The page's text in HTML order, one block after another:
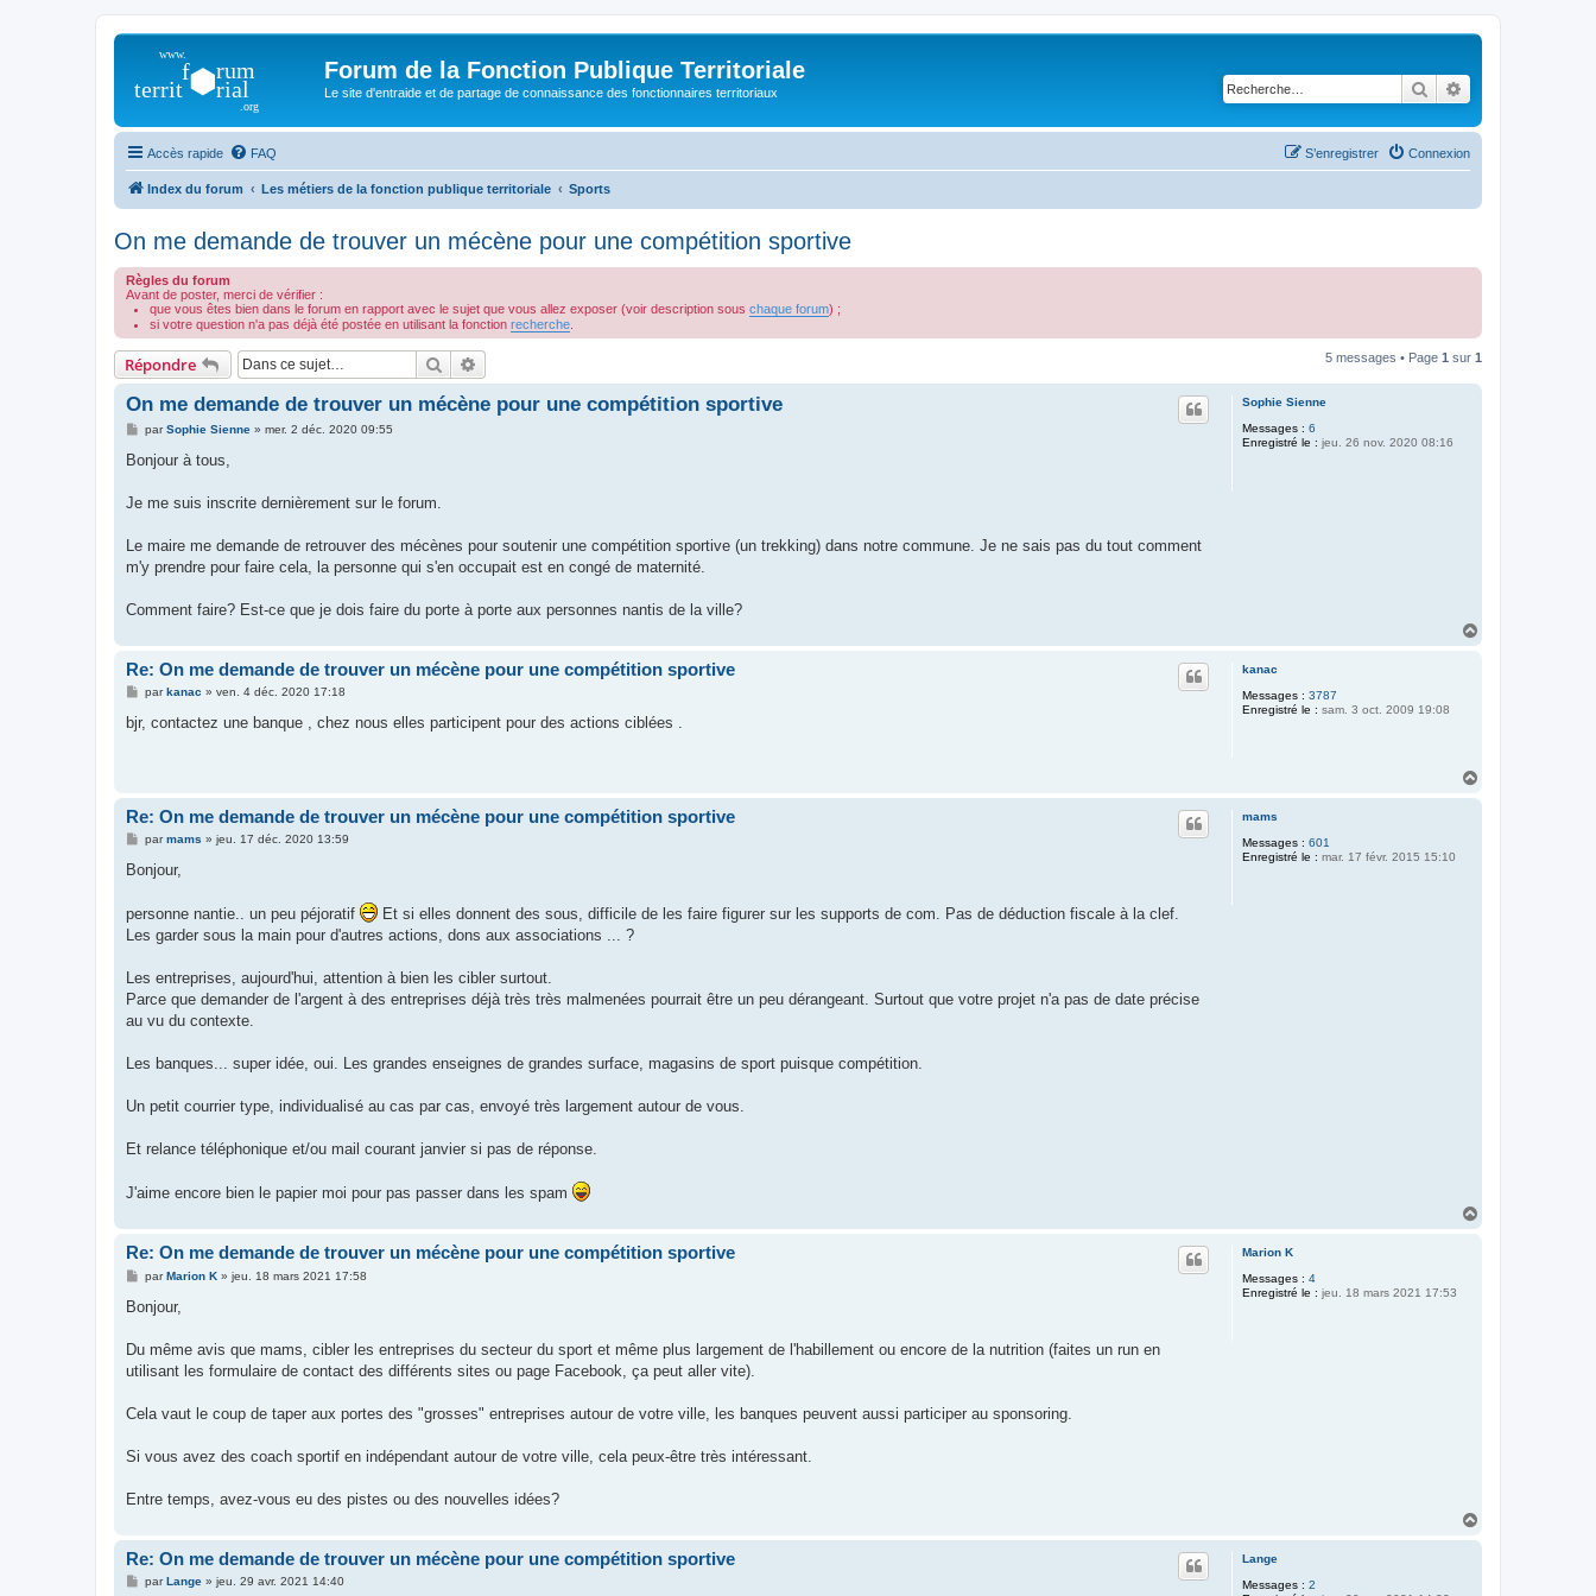
Forum de la Fonction Publique Territoriale
Le site d'entraide et de partage de connaissance des fonctionnaires territoriaux Rechercher
Accès rapide FAQ Connexion
S’enregistrer
Index du forum Les métiers de la fonction publique territoriale Sports
On me demande de trouver un mécène pour une compétition sportive
Règles du forum
Avant de poster, merci de vérifier :
que vous êtes bien dans le forum en rapport avec le sujet que vous allez exposer (voir description sous chaque forum) ;
si votre question n'a pas déjà été postée en utilisant la fonction recherche
Répondre Rechercher 5 messages • Page 1 sur 1
Sophie Sienne
Messages : 6
Enregistré le : jeu. 26 nov. 2020 08:16
On me demande de trouver un mécène pour une compétition sportive
M
s
g
parSophie Sienne» mer. 2 déc. 2020 09:55
Bonjour à tous,
Je me suis inscrite dernièrement sur le forum.
Le maire me demande de retrouver des mécènes pour soutenir une compétition sportive (un trekking) dans notre commune. Je ne sais pas du tout comment
m'y prendre pour faire cela, la personne qui s'en occupait est en congé de maternité.
Comment faire? Est-ce que je dois faire du porte à porte aux personnes nantis de la ville?
kanac
Messages : 3787
Enregistré le : sam. 3 oct. 2009 19:08
Re: On me demande de trouver un mécène pour une compétition sportive
M
s
s
parkanac » ven. 4 déc. 2020 17:18
bjr, contactez une banque , chez nous elles participent pour des actions ciblées .
mams
Messages : 601
Enregistré le : mar. 17 févr. 2015 15:10
Re: On me demande de trouver un mécène pour une compétition sportive
M
s
g
e
parmams » jeu. 17 déc. 2020 13:59
Bonjour,
personne nantie.. un peu péjoratif
Et si elles donnent des sous, difficile de les faire figurer sur les supports de com. Pas de déduction fiscale à la clef.
Les garder sous la main pour d'autres actions, dons aux associations ... ?
Les entreprises, aujourd'hui, attention à bien les cibler surtout.
Parce que demander de l'argent à des entreprises déjà très très malmenées pourrait être un peu dérangeant. Surtout que votre projet n'a pas de date précise
au vu du contexte.
Les banques... super idée, oui. Les grandes enseignes de grandes surface, magasins de sport puisque compétition.
Un petit courrier type, individualisé au cas par cas, envoyé très largement autour de vous.
Et relance téléphonique et/ou mail courant janvier si pas de réponse.
J'aime encore bien le papier moi pour pas passer dans les spam
Marion K
Messages : 4
Enregistré le : jeu. 18 mars 2021 17:53
Re: On me demande de trouver un mécène pour une compétition sportive
M
s
g
parMarion K» jeu. 18 mars 2021 17:58
Bonjour,
Du même avis que mams, cibler les entreprises du secteur du sport et même plus largement de l'habillement ou encore de la nutrition (faites un run en
utilisant les formulaire de contact des différents sites ou page Facebook, ça peut aller vite).
Cela vaut le coup de taper aux portes des "grosses" entreprises autour de votre ville, les banques peuvent aussi participer au sponsoring.
Si vous avez des coach sportif en indépendant autour de votre ville, cela peux-être très intéressant.
Entre temps, avez-vous eu des pistes ou des nouvelles idées?
Lange
Messages : 2
Re: On me demande de trouver un mécène pour une compétition sportive
MparLange» jeu. 29 avr. 2021 14:40